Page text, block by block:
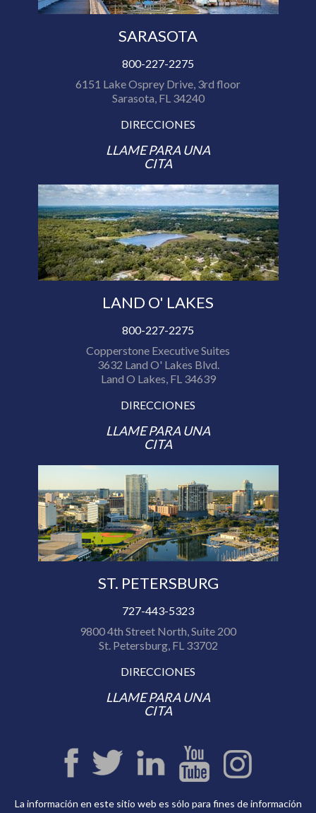
SARASOTA
800-227-2275
6151 Lake Osprey Drive, 3rd floor
Sarasota, FL 34240
DIRECCIONES
LLAME PARA UNA
CITA
LAND O' LAKES
800-227-2275
Copperstone Executive Suites
3632 Land O' Lakes Blvd.
Land O Lakes, FL 34639
DIRECCIONES
LLAME PARA UNA
CITA
ST. PETERSBURG
727-443-5323
9800 4th Street North, Suite 200
St. Petersburg, FL 33702
DIRECCIONES
LLAME PARA UNA
CITA
La información en este sitio web es sólo para fines de información